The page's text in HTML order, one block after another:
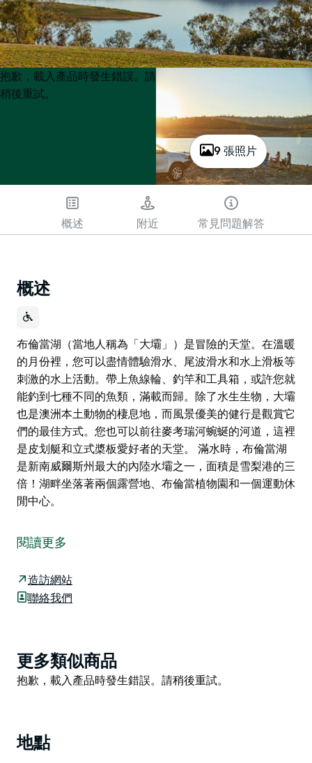
9 張照片
Product
List
Product
List
抱歉，載入產品時發生錯誤。請
稍後重試。
概述 附近 常見問題解答
概述
布倫當湖（當地人稱為「大壩」）是冒險的天堂。在溫暖
的月份裡，您可以盡情體驗滑水、尾波滑水和水上滑板等
刺激的水上活動。帶上魚線輪、釣竿和工具箱，或許您就
能釣到七種不同的魚類，滿載而歸。除了水生生物，大壩
也是澳洲本土動物的棲息地，而風景優美的健行是觀賞它
們的最佳方式。您也可以前往麥考瑞河蜿蜒的河道，這裡
是皮划艇和立式槳板愛好者的天堂。 滿水時，布倫當湖
是新南威爾斯州最大的內陸水壩之一，面積是雪梨港的三
倍！湖畔坐落著兩個露營地、布倫當植物園和一個運動休
閒中心。
的月份裡，您可以盡情體驗滑水、尾波滑水和水上滑板等
刺激的水上活動。帶上魚線輪、釣竿和工具箱，或許您就
能釣到七種不同的魚類，滿載而歸。除了水生生物，大壩
也是澳洲本土動物的棲息地，而風景優美的健行是觀賞它
們的最佳方式。您也可以前往麥考瑞河蜿蜒的河道，這裡
面積是雪梨港的三倍！湖畔坐落著兩個露營地、布倫當植
物園和一個運動休閒中心。
閱讀更多
造訪網站
聯絡我們
Product
List
更多類似商品
Product
抱歉，載入產品時發生錯誤。請稍後重試。
地點